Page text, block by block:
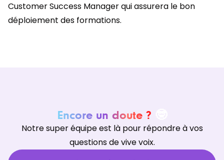
Customer Success Manager qui assurera le bon
déploiement des formations.
Encore un doute ?
Notre super équipe est là pour répondre à vos
questions de vive voix.